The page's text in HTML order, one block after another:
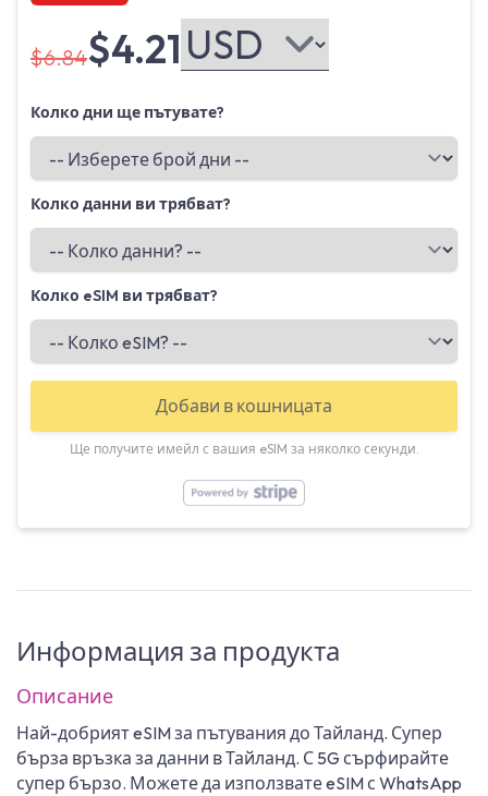
$6.84$4.21
Колко дни ще пътувате?
Колко данни ви трябват?
Колко eSIM ви трябват?
Добави в кошницата
Ще получите имейл с вашия eSIM за няколко секунди.
Информация за продукта
Описание
Най-добрият eSIM за пътувания до Тайланд. Супер
бърза връзка за данни в Тайланд. С 5G сърфирайте
супер бързо. Можете да използвате eSIM с WhatsApp